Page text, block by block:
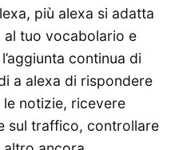
più alexa si adatta
al tuo vocabolario e
continua di
a alexa di rispondere
notizie, ricevere
sul traffico, controllare